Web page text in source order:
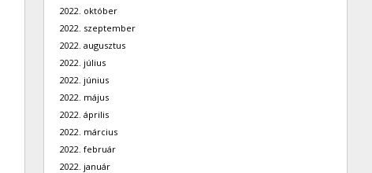
2022. október
2022. szeptember
2022. augusztus
2022. július
2022. június
2022. május
2022. április
2022. március
2022. február
2022. január